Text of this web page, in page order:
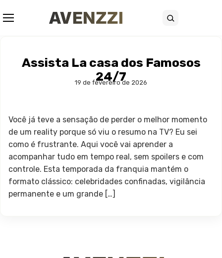
Buscar
Assista La casa dos Famosos
24/7
19 de fevereiro de 2026
Você já teve a sensação de perder o melhor momento
de um reality porque só viu o resumo na TV? Eu sei
como é frustrante. Aqui você vai aprender a
acompanhar tudo em tempo real, sem spoilers e com
controle. Esta temporada da franquia mantém o
formato clássico: celebridades confinadas, vigilância
permanente e um grande […]